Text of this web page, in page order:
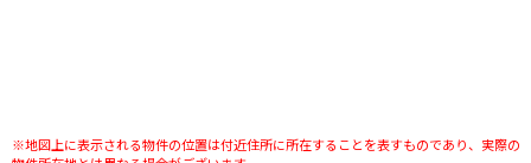
※地図上に表示される物件の位置は付近住所に所在することを表すものであり、実際の